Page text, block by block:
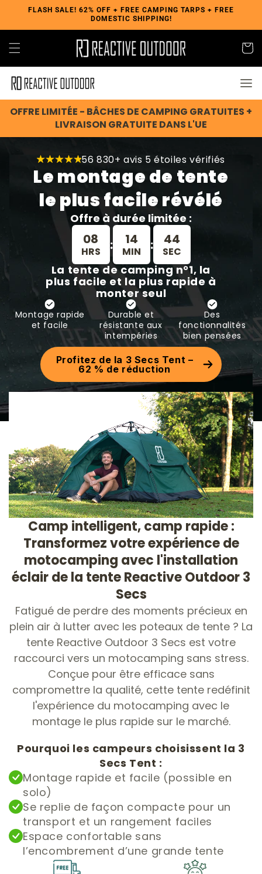
Skip to
FLASH SALE! 62% OFF + FREE CAMPING TARPS + FREE
DOMESTIC SHIPPING!
Cart
OFFRE LIMITÉE - BÂCHES DE CAMPING GRATUITES +
LIVRAISON GRATUITE DANS L'UE
56 830+ avis 5 étoiles vérifiés
Le montage de tente
le plus facile révélé
Offre à durée limitée :
08
HRS : 14
MIN : 35
SEC
La tente de camping n°1, la
plus facile et la plus rapide à
monter seul
Montage rapide
et facile
Durable et
résistante aux
intempéries
Des
fonctionnalités
bien pensées
Profitez de la 3 Secs Tent –
62 % de réduction
Camp intelligent, camp rapide :
Transformez votre expérience de
motocamping avec l'installation
éclair de la tente Reactive Outdoor 3
Secs
Fatigué de perdre des moments précieux en
plein air à lutter avec les poteaux de tente ? La
tente Reactive Outdoor 3 Secs est votre
raccourci vers un motocamping sans stress.
Conçue pour être efficace sans
compromettre la qualité, cette tente redéfinit
l'expérience du motocamping avec le
montage le plus rapide sur le marché.
Pourquoi les campeurs choisissent la 3
Secs Tent :
Montage rapide et facile (possible en
solo)
Se replie de façon compacte pour un
transport et un rangement faciles
Espace confortable sans
l’encombrement d’une grande tente